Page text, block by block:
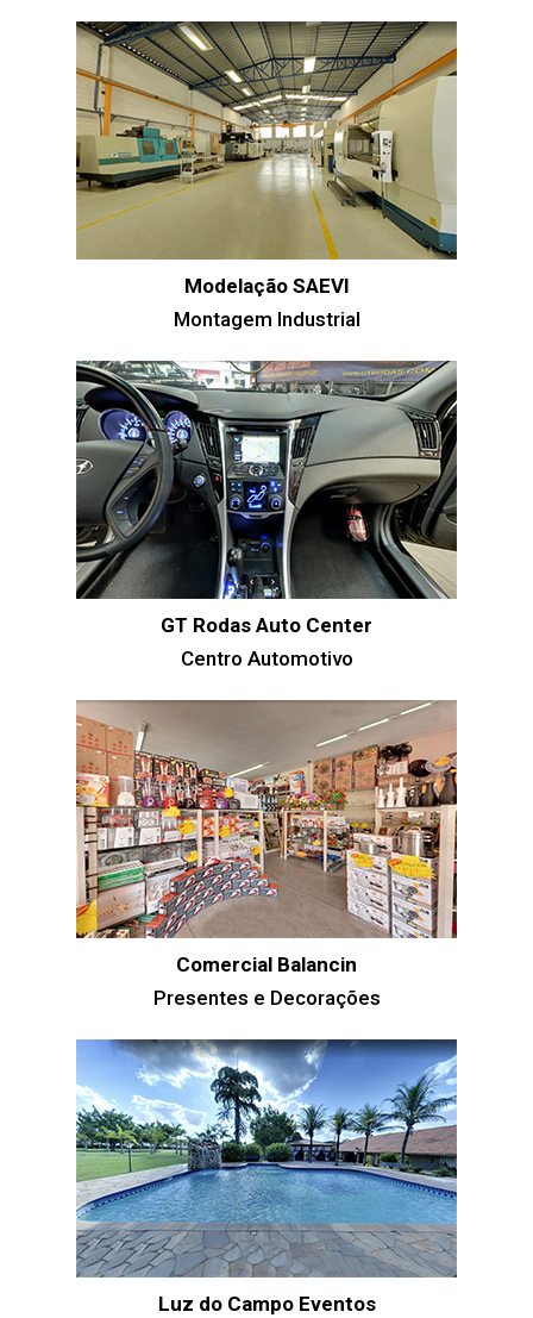
Modelação SAEVI
Montagem Industrial
GT Rodas Auto Center
Centro Automotivo
Comercial Balancin
Presentes e Decorações
Luz do Campo Eventos